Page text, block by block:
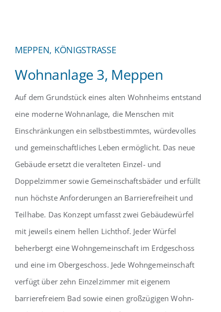
MEPPEN, KÖNIGSTRASSE
Wohnanlage 3, Meppen
Auf dem Grundstück eines alten Wohnheims entstand
eine moderne Wohnanlage, die Menschen mit
Einschränkungen ein selbstbestimmtes, würdevolles
und gemeinschaftliches Leben ermöglicht. Das neue
Gebäude ersetzt die veralteten Einzel- und
Doppelzimmer sowie Gemeinschaftsbäder und erfüllt
nun höchste Anforderungen an Barrierefreiheit und
Teilhabe. Das Konzept umfasst zwei Gebäudewürfel
mit jeweils einem hellen Lichthof. Jeder Würfel
beherbergt eine Wohngemeinschaft im Erdgeschoss
und eine im Obergeschoss. Jede Wohngemeinschaft
verfügt über zehn Einzelzimmer mit eigenem
barrierefreiem Bad sowie einen großzügigen Wohn-